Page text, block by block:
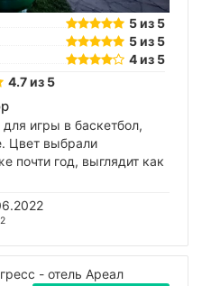
5 из 5
5 из 5
4 из 5
4.7 из 5
игры в баскетбол,
Цвет выбрали
почти год, выглядит как
2
- отель Ареал